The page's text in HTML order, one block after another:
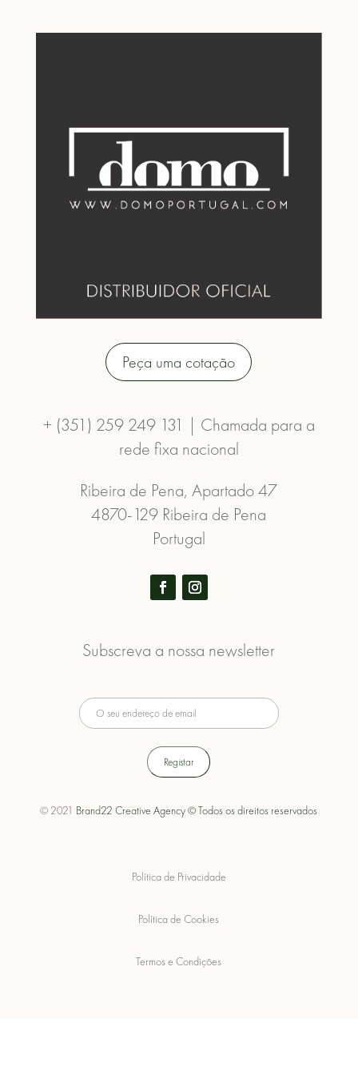
Peça uma cotação
+ (351) 259 249 131 | Chamada para a
rede fixa nacional
Ribeira de Pena, Apartado 47
4870-129 Ribeira de Pena
Portugal
Subscreva a nossa newsletter
© 2021 Brand22 Creative Agency © Todos os direitos reservados
Política de Privacidade
Política de Cookies
Termos e Condições